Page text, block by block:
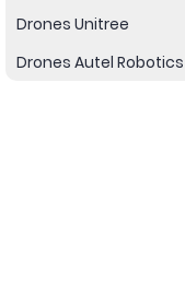
Drones Unitree
Drones Autel Robotics